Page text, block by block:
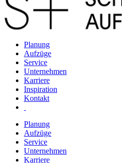
Planung
Aufzüge
Service
Unternehmen
Karriere
Inspiration
Kontakt
Planung
Aufzüge
Service
Unternehmen
Karriere